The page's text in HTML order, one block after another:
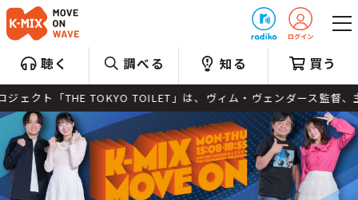
聴く 調べる 知る 買う
」は、ヴィム・ヴェンダース監督、主演の役所広